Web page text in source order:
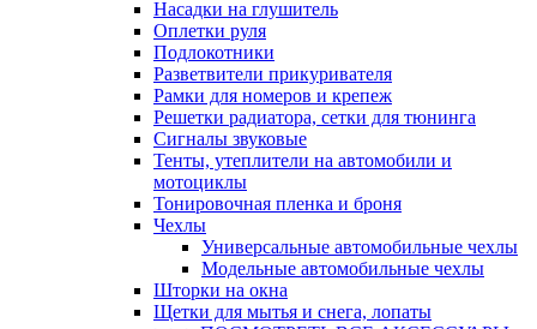
Насадки на глушитель
Оплетки руля
Подлокотники
Разветвители прикуривателя
Рамки для номеров и крепеж
Решетки радиатора, сетки для тюнинга
Сигналы звуковые
Тенты, утеплители на автомобили и
мотоциклы
Тонировочная пленка и броня
Чехлы
Универсальные автомобильные чехлы
Модельные автомобильные чехлы
Шторки на окна
Щетки для мытья и снега, лопаты